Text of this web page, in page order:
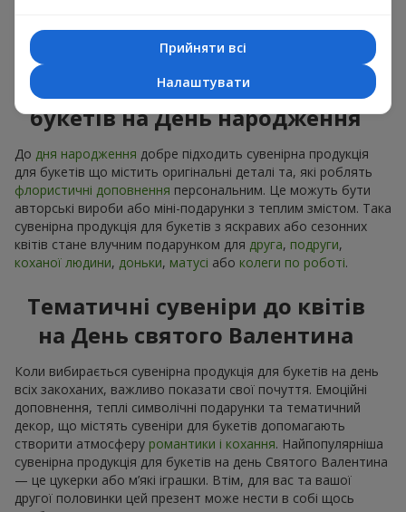
будь-якого свята і може бути розрахована на будь-який
бюджет.
Сувенірна продукція до
букетів на День народження
До дня народження добре підходить сувенірна продукція
для букетів що містить оригінальні деталі та, які роблять
флористичні доповнення персональним. Це можуть бути
авторські вироби або міні-подарунки з теплим змістом. Така
сувенірна продукція для букетів з яскравих або сезонних
квітів стане влучним подарунком для друга, подруги,
коханої людини, доньки, матусі або колеги по роботі.
Тематичні сувеніри до квітів
на День святого Валентина
Коли вибирається сувенірна продукція для букетів на день
всіх закоханих, важливо показати свої почуття. Емоційні
доповнення, теплі символічні подарунки та тематичний
декор, що містять сувеніри для букетів допомагають
створити атмосферу романтики і кохання. Найпопулярніша
сувенірна продукція для букетів на день Святого Валентина
— це цукерки або м’які іграшки. Втім, для вас та вашої
другої половинки цей презент може нести в собі щось
Прийняти всі
Налаштувати